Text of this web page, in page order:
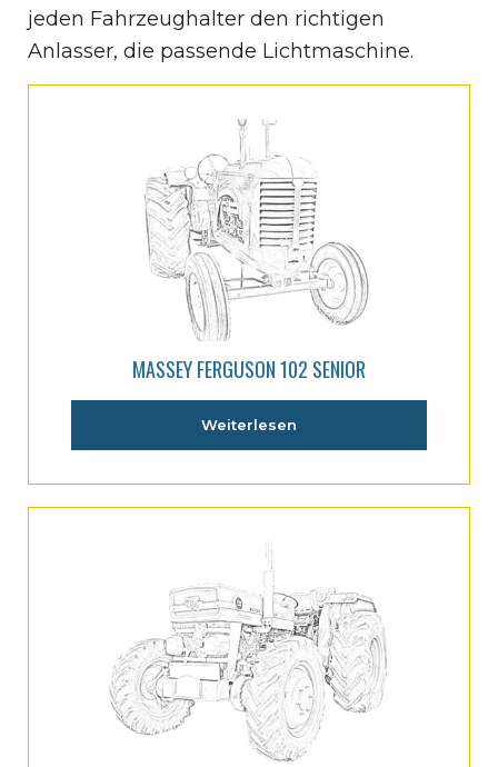
jeden Fahrzeughalter den richtigen
Anlasser, die passende Lichtmaschine.
MASSEY FERGUSON 102 SENIOR
Weiterlesen